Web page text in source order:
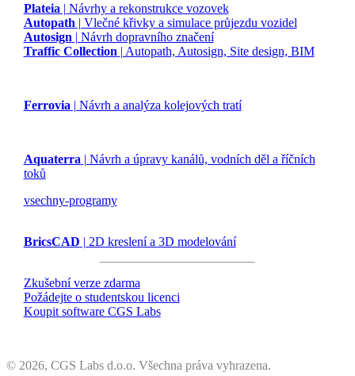
Plateia | Návrhy a rekonstrukce vozovek
Autopath | Vlečné křivky a simulace průjezdu vozidel
Autosign | Návrh dopravního značení
Traffic Collection | Autopath, Autosign, Site design, BIM
Ferrovia | Návrh a analýza kolejových tratí
Aquaterra | Návrh a úpravy kanálů, vodních děl a říčních
toků
vsechny-programy
BricsCAD | 2D kreslení a 3D modelování
Zkušební verze zdarma
Požádejte o studentskou licenci
Koupit software CGS Labs
© 2026, CGS Labs d.o.o. Všechna práva vyhrazena.